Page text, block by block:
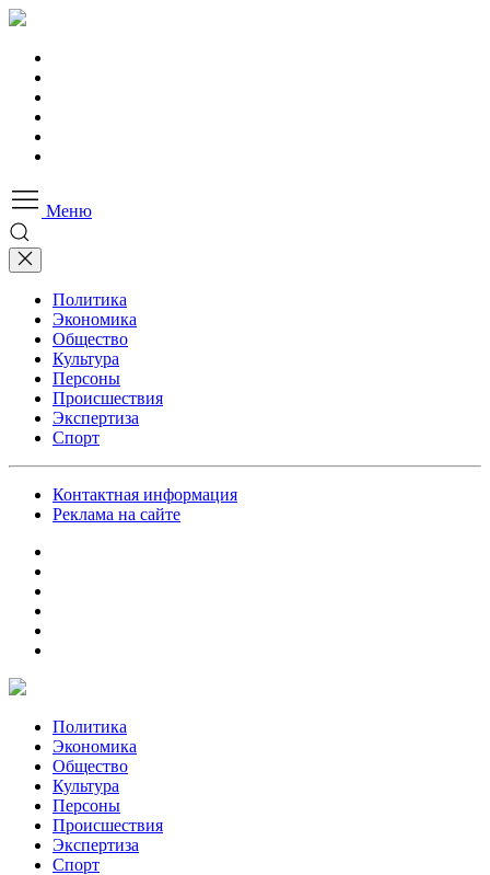
Меню
Политика
Экономика
Общество
Культура
Персоны
Происшествия
Экспертиза
Спорт
Контактная информация
Реклама на сайте
Политика
Экономика
Общество
Культура
Персоны
Происшествия
Экспертиза
Спорт